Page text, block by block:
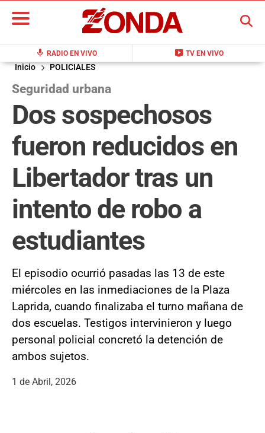
mic RADIO EN VIVO live_tv TV EN VIVO
BUSCAR
Inicio POLICIALES
Seguridad urbana
Dos sospechosos
fueron reducidos en
Libertador tras un
intento de robo a
estudiantes
El episodio ocurrió pasadas las 13 de este
miércoles en las inmediaciones de la Plaza
Laprida, cuando finalizaba el turno mañana de
dos escuelas. Testigos intervinieron y luego
personal policial concretó la detención de
ambos sujetos.
1 de Abril, 2026